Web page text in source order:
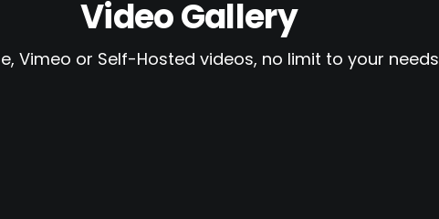
Video Gallery
Vimeo or Self-Hosted videos, no limit to your needs